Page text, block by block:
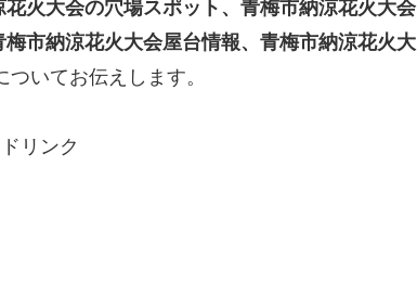
花火大会の穴場スポット、青梅市納涼花火大会
市納涼花火大会屋台情報、青梅市納涼花火大
ついてお伝えします。
リンク